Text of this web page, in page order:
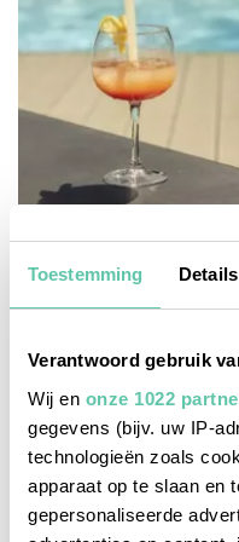
Toestemming Details
Verantwoord gebruik
Wij en onze 1022
gegevens (bijv. uw IP-
technologieën zoals
apparaat op te slaan en
gepersonaliseerde
bonnes adresses
Top 5 hotels mét
autoroutes